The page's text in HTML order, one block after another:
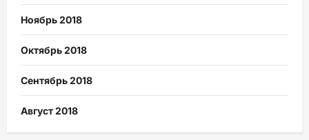
Ноябрь 2018
Октябрь 2018
Сентябрь 2018
Август 2018